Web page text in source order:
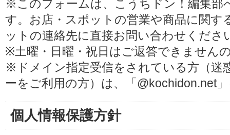
※このフォームは、こうちドン！編集部
す。お店・スポットの営業や商品に関す
ットの連絡先に直接お問い合わせくださ
※土曜・日曜・祝日はご返答できません
※ドメイン指定受信をされている方（迷
ーをご利用の方）は、「@kochidon.net
個人情報保護方針